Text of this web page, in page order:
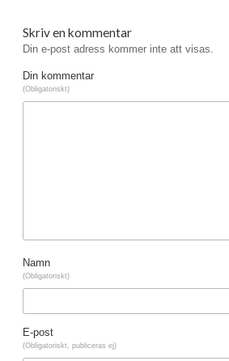
Skriv en kommentar
Din e-post adress kommer inte att visas.
Din kommentar
(Obligatoriskt)
Namn
(Obligatoriskt)
E-post
(Obligatoriskt, publiceras ej)